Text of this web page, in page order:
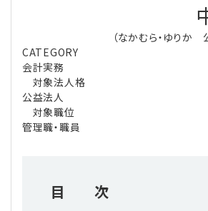
定款関連
法改正-法人運営
インボイス
電子帳簿保存法
法改正-法務
IT
論壇
カレンダー
NEWS・TOPIC・特報
【連載】会計相談室
【連載】これからの時代の資産運用
【連載】採用・定着・育成のための人事
【連載】事例に学ぶ立入検査で想定さ
【連載】シェアコモン200 誌上相談室
公益・一般法人オンラインとは
登録案内
お問合せ
（なかむら・ゆりか
CATEGORY
会計実務
対象法人格
公益法人
対象職位
管理職・職員
目 次